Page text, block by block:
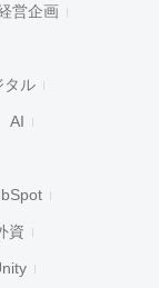
営企画
タル
AI
資